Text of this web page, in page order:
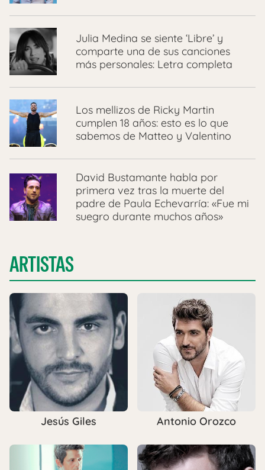
Julia Medina se siente ‘Libre’ y
comparte una de sus canciones
más personales: Letra completa
Los mellizos de Ricky Martin
cumplen 18 años: esto es lo que
sabemos de Matteo y Valentino
David Bustamante habla por
primera vez tras la muerte del
padre de Paula Echevarría: «Fue mi
suegro durante muchos años»
ARTISTAS
Jesús Giles Antonio Orozco